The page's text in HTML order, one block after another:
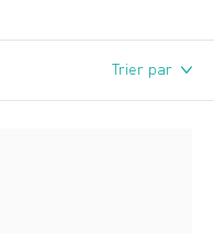
Trier par